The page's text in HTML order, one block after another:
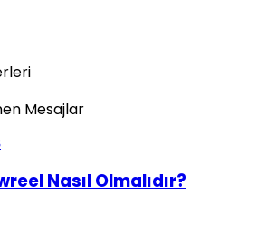
Mesajlar
Nasıl Olmalıdır?